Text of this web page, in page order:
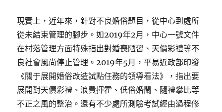
現實上，近年來，針對不良婚俗題目，從中心到處所
從未結束管理的腳步。如2019年2月，中心一號文件
在村落管理方面特殊指出對婚喪陋習、天價彩禮等不
良社會風尚停止管理。2019年5月，平易近政部印發
《關于展開婚俗改造試點任務的領導看法》，指出要
展開對天價彩禮、浪費揮霍、低俗婚鬧、隨禮攀比等
不正之風的整治。還有不少處所測驗考試經由過程修